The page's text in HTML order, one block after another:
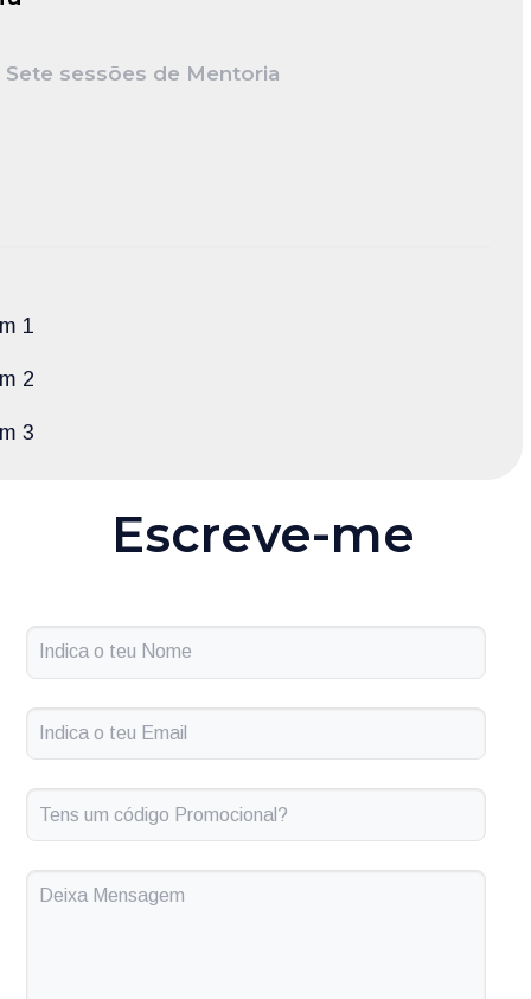
sessões de Mentoria
1
2
3
Escreve-me